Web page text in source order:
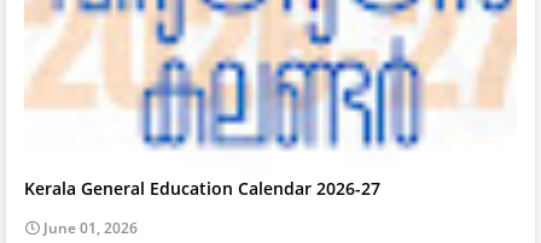
Kerala General Education Calendar 2026-27
June 01, 2026